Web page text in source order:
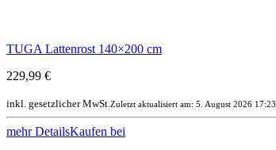
TUGA Lattenrost 140×200 cm
229,99 €
inkl. gesetzlicher MwSt. Zuletzt aktualisiert am: 5. August 2026 17:23
mehr DetailsKaufen bei